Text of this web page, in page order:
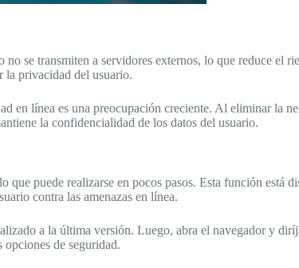
se transmiten a servidores externos, lo que reduce el
la privacidad del usuario.
en línea es una preocupación creciente. Al eliminar la
la confidencialidad de los datos del usuario.
que puede realizarse en pocos pasos. Esta función está
contra las amenazas en línea.
a la última versión. Luego, abra el navegador y
opciones de seguridad.